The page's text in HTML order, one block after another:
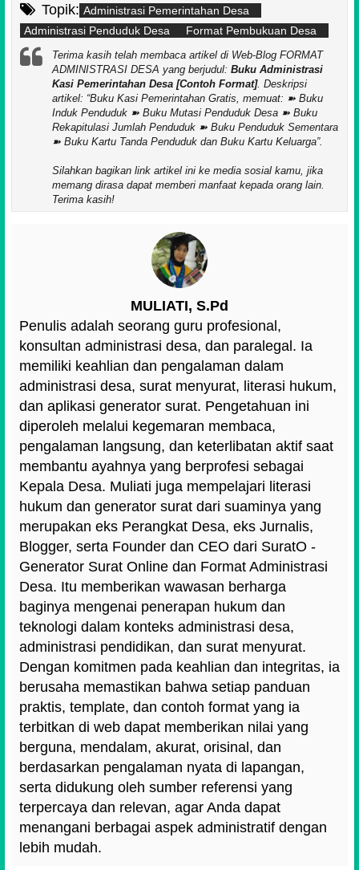
Topik: Administrasi Pemerintahan Desa
Administrasi Penduduk Desa
Format Pembukuan Desa
Terima kasih telah membaca artikel di Web-Blog FORMAT
ADMINISTRASI DESA yang berjudul: Buku Administrasi
Kasi Pemerintahan Desa [Contoh Format]. Deskripsi
artikel: Buku Kasi Pemerintahan Gratis, memuat: ➽ Buku
Induk Penduduk ➽ Buku Mutasi Penduduk Desa ➽ Buku
Rekapitulasi Jumlah Penduduk ➽ Buku Penduduk Sementara
➽ Buku Kartu Tanda Penduduk dan Buku Kartu Keluarga .
Silahkan bagikan link artikel ini ke media sosial kamu, jika
memang dirasa dapat memberi manfaat kepada orang lain.
Terima kasih!
MULIATI, S.Pd
Penulis adalah seorang guru profesional,
konsultan administrasi desa, dan paralegal. Ia
memiliki keahlian dan pengalaman dalam
administrasi desa, surat menyurat, literasi hukum,
dan aplikasi generator surat. Pengetahuan ini
diperoleh melalui kegemaran membaca,
pengalaman langsung, dan keterlibatan aktif saat
membantu ayahnya yang berprofesi sebagai
Kepala Desa. Muliati juga mempelajari literasi
hukum dan generator surat dari suaminya yang
merupakan eks Perangkat Desa, eks Jurnalis,
Blogger, serta Founder dan CEO dari SuratO -
Generator Surat Online dan Format Administrasi
Desa. Itu memberikan wawasan berharga
baginya mengenai penerapan hukum dan
teknologi dalam konteks administrasi desa,
administrasi pendidikan, dan surat menyurat.
Dengan komitmen pada keahlian dan integritas, ia
berusaha memastikan bahwa setiap panduan
praktis, template, dan contoh format yang ia
terbitkan di web dapat memberikan nilai yang
berguna, mendalam, akurat, orisinal, dan
berdasarkan pengalaman nyata di lapangan,
serta didukung oleh sumber referensi yang
terpercaya dan relevan, agar Anda dapat
menangani berbagai aspek administratif dengan
lebih mudah.